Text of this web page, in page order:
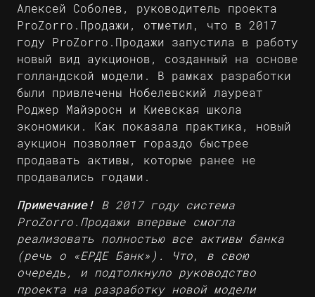
Алексей Соболев, руководитель проекта
ProZorro.Продажи, отметил, что в 2017
году ProZorro.Продажи запустила в работу
новый вид аукционов, созданный на основе
голландской модели. В рамках разработки
были привлечены Нобелевский лауреат
Роджер Майэросн и Киевская школа
экономики. Как показала практика, новый
аукцион позволяет гораздо быстрее
продавать активы, которые ранее не
продавались годами.
Примечание! В 2017 году система
ProZorro.Продажи впервые смогла
реализовать полностью все активы банка
(речь о «ЕРДЕ Банк»). Что, в свою
очередь, и подтолкнуло руководство
проекта на разработку новой модели